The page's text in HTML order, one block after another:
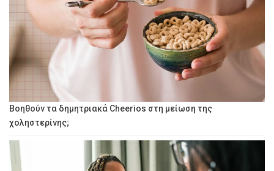
Βοηθούν τα δημητριακά Cheerios στη μείωση της
χοληστερίνης;